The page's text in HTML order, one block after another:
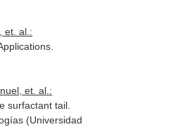
et. al.:
et. al.:
surfactant tail.
(Universidad